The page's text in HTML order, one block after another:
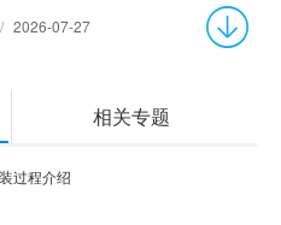
/ 2026-07-27
相关专题
过程介绍